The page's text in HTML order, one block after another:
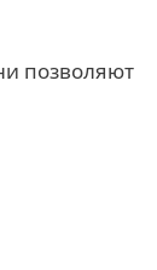
позволяют